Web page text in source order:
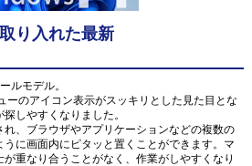
り入れた最新
ルモデル。
ーのアイコン表示がスッキリとした見た目とな
しやすくなりました。
れ、ブラウザやアプリケーションなどの複数の
に画面内にピタッと置くことができます。マ
重なり合うことがなく、作業がしやすくなり